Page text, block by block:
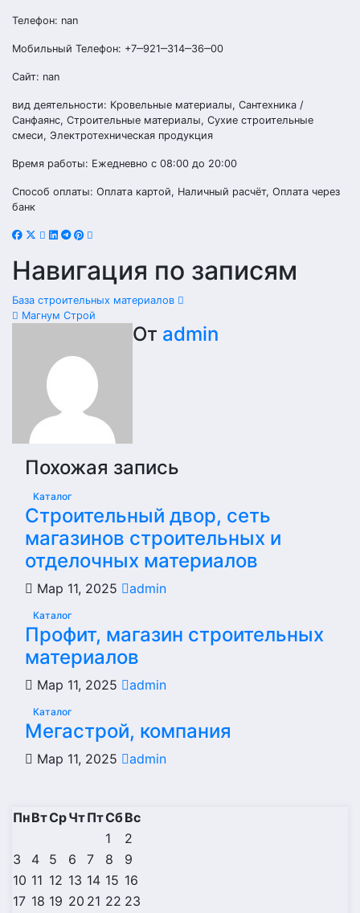
Телефон: nan
Мобильный Телефон: +7‒921‒314‒36‒00
Сайт: nan
вид деятельности: Кровельные материалы, Сантехника /
Санфаянс, Строительные материалы, Сухие строительные
смеси, Электротехническая продукция
Время работы: Ежедневно с 08:00 до 20:00
Способ оплаты: Оплата картой, Наличный расчёт, Оплата через
банк
Навигация по записям
База строительных материалов
Магнум Строй
От admin
Похожая запись
Каталог
Строительный двор, сеть
магазинов строительных и
отделочных материалов
Мар 11, 2025 admin
Каталог
Профит, магазин строительных
материалов
Мар 11, 2025 admin
Каталог
Мегастрой, компания
Мар 11, 2025 admin
ПнВтСрЧтПтСбВс
1
2
3
4 5 6 7 8
9
10 11 12 13 14 15 16
17 18 19 20 21 22 23